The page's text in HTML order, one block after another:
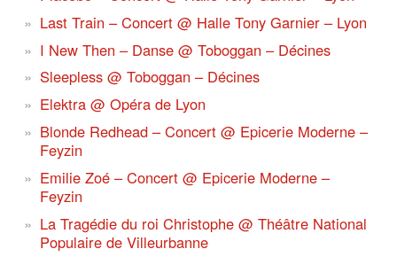
Last Train – Concert @ Halle Tony Garnier – Lyon
I New Then – Danse @ Toboggan – Décines
Sleepless @ Toboggan – Décines
Elektra @ Opéra de Lyon
Blonde Redhead – Concert @ Epicerie Moderne –
Feyzin
Emilie Zoé – Concert @ Epicerie Moderne –
Feyzin
La Tragédie du roi Christophe @ Théâtre National
Populaire de Villeurbanne